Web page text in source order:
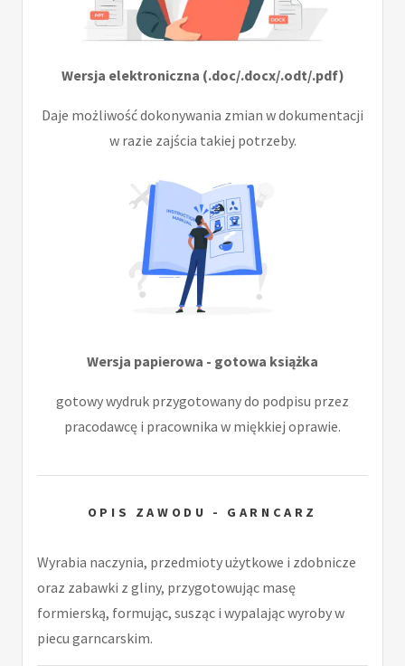
Wersja elektroniczna (.doc/.docx/.odt/.pdf)
Daje możliwość dokonywania zmian w dokumentacji
w razie zajścia takiej potrzeby.
Wersja papierowa - gotowa książka
gotowy wydruk przygotowany do podpisu przez
pracodawcę i pracownika w miękkiej oprawie.
OPIS ZAWODU - GARNCARZ
Wyrabia naczynia, przedmioty użytkowe i zdobnicze
oraz zabawki z gliny, przygotowując masę
formierską, formując, susząc i wypalając wyroby w
piecu garncarskim.